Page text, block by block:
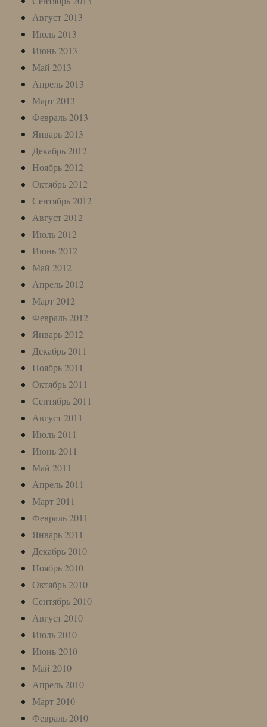
Август 2013
Июль 2013
Июнь 2013
Май 2013
Апрель 2013
Март 2013
Февраль 2013
Январь 2013
Декабрь 2012
Ноябрь 2012
Октябрь 2012
Сентябрь 2012
Август 2012
Июль 2012
Июнь 2012
Май 2012
Апрель 2012
Март 2012
Февраль 2012
Январь 2012
Декабрь 2011
Ноябрь 2011
Октябрь 2011
Сентябрь 2011
Август 2011
Июль 2011
Июнь 2011
Май 2011
Апрель 2011
Март 2011
Февраль 2011
Январь 2011
Декабрь 2010
Ноябрь 2010
Октябрь 2010
Сентябрь 2010
Август 2010
Июль 2010
Июнь 2010
Май 2010
Апрель 2010
Март 2010
Февраль 2010